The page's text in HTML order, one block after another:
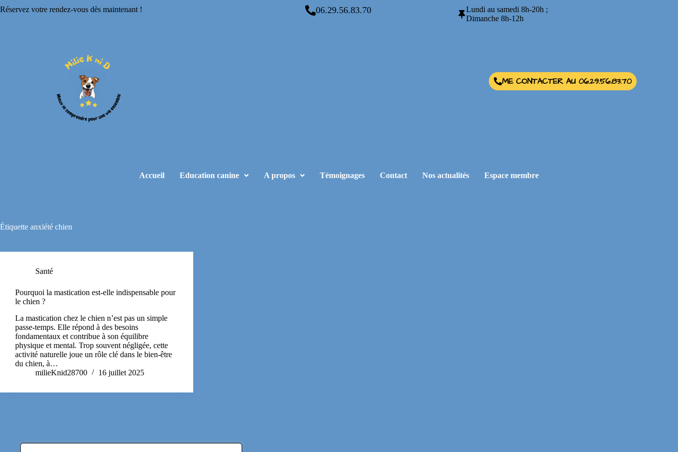
Réservez votre rendez-vous dès maintenant ! 06.29.56.83.70
Lundi au samedi 8h-20h ;
Dimanche 8h-12h
ME CONTACTER AU 06.29.56.83.70
Accueil Education canine A propos Témoignages Contact Nos actualités Espace membre
Étiquette anxiété chien
Santé
Pourquoi la mastication est-elle indispensable pour
le chien ?
La mastication chez le chien n’est pas un simple
passe-temps. Elle répond à des besoins
fondamentaux et contribue à son équilibre
physique et mental. Trop souvent négligée, cette
activité naturelle joue un rôle clé dans le bien-être
du chien, à…
milieKnid28700
16 juillet 2025